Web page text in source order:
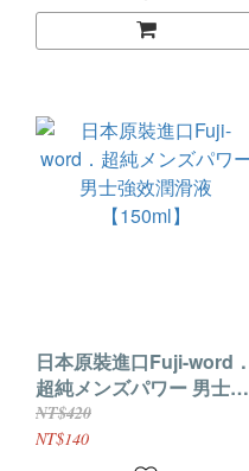
日本原裝進口Fuji-word．
超純メンズパワー 男士強
效潤滑液【150ml】
NT$420
NT$140